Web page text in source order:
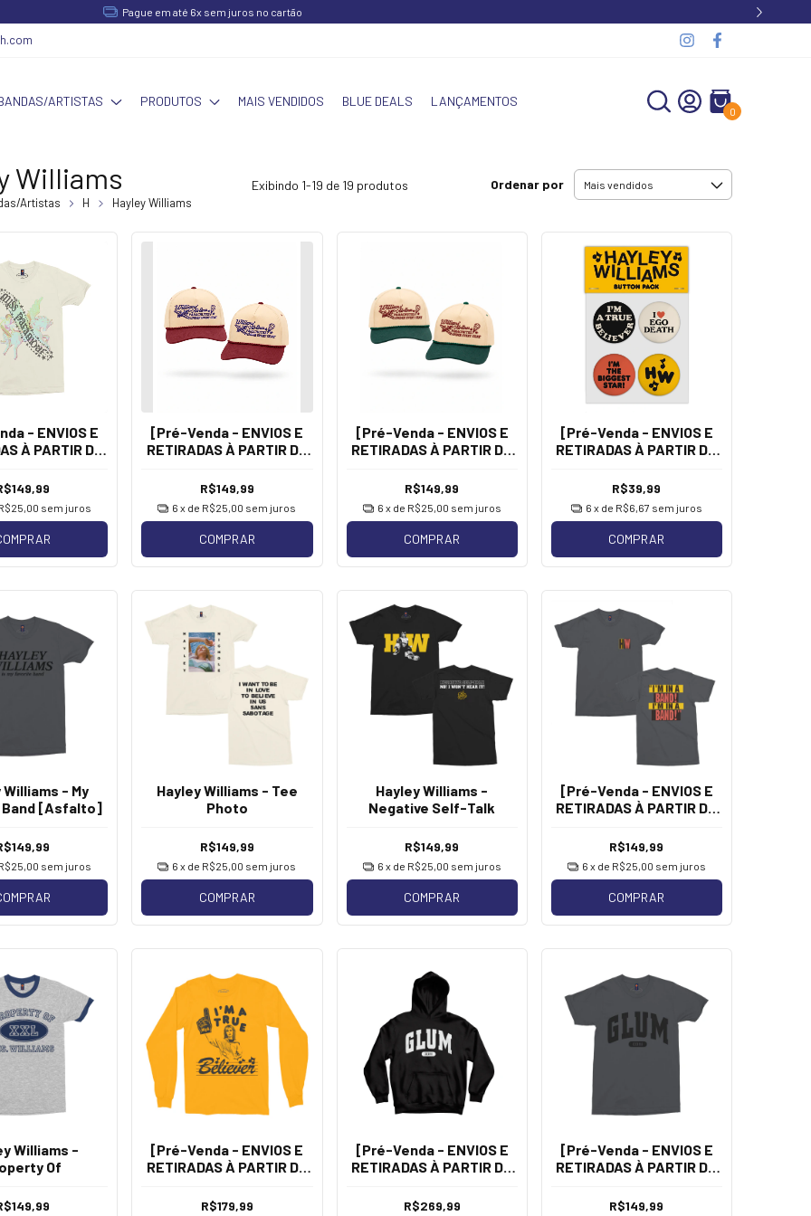
Pague em até 6x sem juros no cartão
ARTISTAS PRODUTOS MAIS VENDIDOS BLUE DEALS LANÇAMENTOS
0
Williams
Artistas H Hayley Williams
Exibindo 1-19 de 19 produtos Ordenar por
- ENVIOS E
À PARTIR DE
Paramore
sem juros
[Pré-Venda - ENVIOS E
RETIRADAS À PARTIR DE
Williams Airlines [Bege e
Vermelho]
R$149,99
6 x de R$25,00 sem juros
COMPRAR
[Pré-Venda - ENVIOS E
RETIRADAS À PARTIR DE
Williams Airlines [Bege e
Verde]
R$149,99
6 x de R$25,00 sem juros
COMPRAR
[Pré-Venda - ENVIOS E
RETIRADAS À PARTIR DE
Button Pack
R$39,99
6 x de R$6,67 sem juros
COMPRAR
Williams - My
Band [Asfalto]
sem juros
Hayley Williams - Tee
Photo
R$149,99
6 x de R$25,00 sem juros
COMPRAR
Hayley Williams -
Negative Self-Talk
R$149,99
6 x de R$25,00 sem juros
COMPRAR
[Pré-Venda - ENVIOS E
RETIRADAS À PARTIR DE
I'm In A Band
R$149,99
6 x de R$25,00 sem juros
COMPRAR
Williams -
Of
[Pré-Venda - ENVIOS E
RETIRADAS À PARTIR DE
True Believer [Manga
R$179,99
[Pré-Venda - ENVIOS E
RETIRADAS À PARTIR DE
Glum [Soft Hoodie]
R$269,99
[Pré-Venda - ENVIOS E
RETIRADAS À PARTIR DE
Glum Tee
R$149,99